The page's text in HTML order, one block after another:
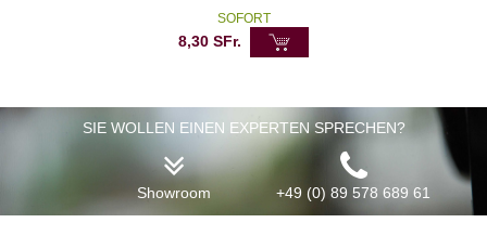
SOFORT
8,30 SFr.
SIE WOLLEN EINEN EXPERTEN SPRECHEN?
Showroom +49 (0) 89 578 689 61